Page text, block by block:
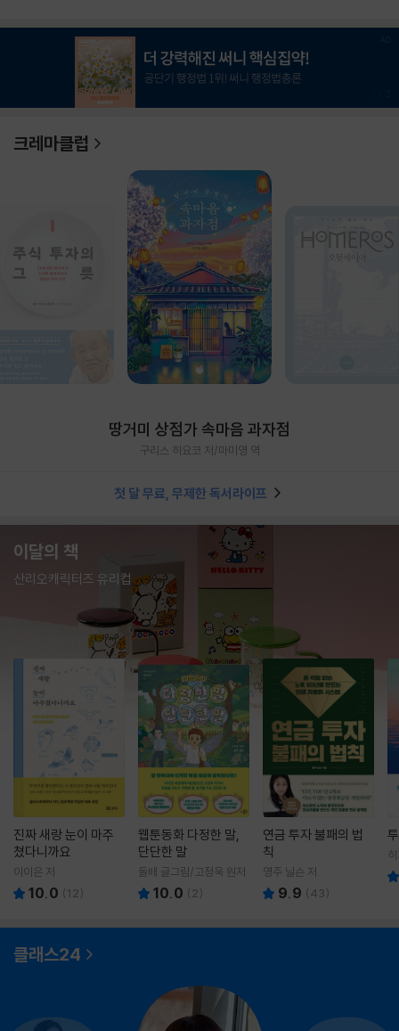
크레마클럽
땅거미 상점가 속마음 과자점
구리스 히요코 저/마미영 역
첫 달 무료, 무제한 독서라이프
이달의 책
산리오캐릭터즈 유리컵
진짜 새랑 눈이 마주
쳤다니까요
이이은 저
10.0 (12)
웹툰동화 다정한 말,
단단한 말
돌배 글그림/고정욱 원저
10.0 ( 2)
연금 투자 불패의 법
칙
영주 닐슨 저
9.9 (43)
클래스24